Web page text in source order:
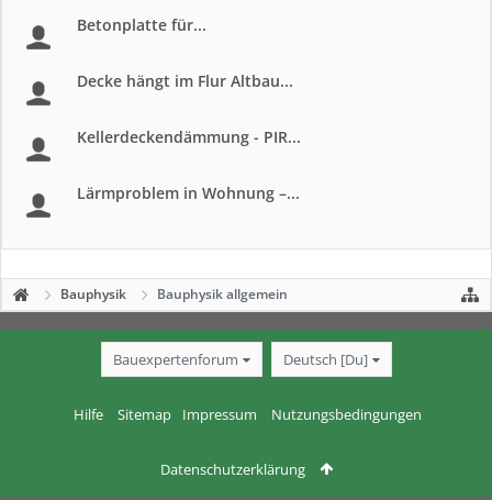
Betonplatte für...
Decke hängt im Flur Altbau...
Kellerdeckendämmung - PIR...
Lärmproblem in Wohnung –...
Bauphysik Bauphysik allgemein
Bauexpertenforum Deutsch [Du]
Hilfe Sitemap Impressum Nutzungsbedingungen
Datenschutzerklärung